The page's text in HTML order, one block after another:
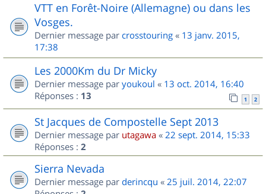
VTT en Forêt-Noire (Allemagne) ou dans les
Vosges.
Dernier message par crosstouring « 13 janv. 2015,
17:38
Les 2000Km du Dr Micky
Dernier message par youkoul « 13 oct. 2014, 16:40
Réponses : 13 1 2
St Jacques de Compostelle Sept 2013
Dernier message par utagawa « 22 sept. 2014, 15:33
Réponses : 2
Sierra Nevada
Dernier message par derincqu « 25 juil. 2014, 22:07